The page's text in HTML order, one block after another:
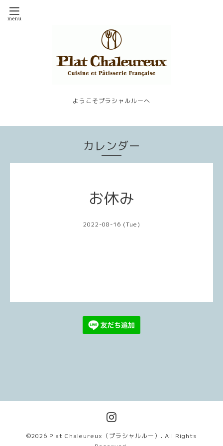
ようこそプラシャルルーへ
カレンダー
お休み
2022-08-16 (Tue)
©2026 Plat Chaleureux（プラシャルルー） . All Rights